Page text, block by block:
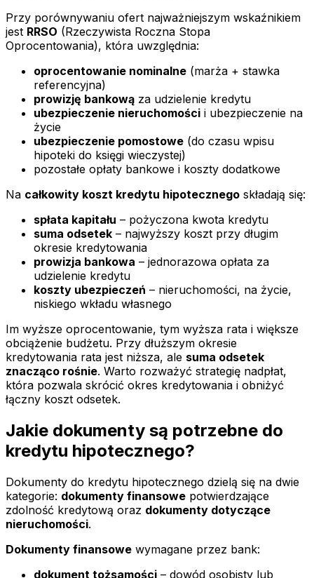
Przy porównywaniu ofert najważniejszym wskaźnikiem
jest RRSO (Rzeczywista Roczna Stopa
Oprocentowania), która uwzględnia:
oprocentowanie nominalne (marża + stawka
referencyjna)
prowizję bankową za udzielenie kredytu
ubezpieczenie nieruchomości i ubezpieczenie na
życie
ubezpieczenie pomostowe (do czasu wpisu
hipoteki do księgi wieczystej)
pozostałe opłaty bankowe i koszty dodatkowe
Na całkowity koszt kredytu hipotecznego składają się:
spłata kapitału – pożyczona kwota kredytu
suma odsetek – najwyższy koszt przy długim
okresie kredytowania
prowizja bankowa – jednorazowa opłata za
udzielenie kredytu
koszty ubezpieczeń – nieruchomości, na życie,
niskiego wkładu własnego
Im wyższe oprocentowanie, tym wyższa rata i większe
obciążenie budżetu. Przy dłuższym okresie
kredytowania rata jest niższa, ale suma odsetek
znacząco rośnie. Warto rozważyć strategię nadpłat,
która pozwala skrócić okres kredytowania i obniżyć
łączny koszt odsetek.
Jakie dokumenty są potrzebne do
kredytu hipotecznego?
Dokumenty do kredytu hipotecznego dzielą się na dwie
kategorie: dokumenty finansowe potwierdzające
zdolność kredytową oraz dokumenty dotyczące
nieruchomości.
Dokumenty finansowe wymagane przez bank:
dokument tożsamości – dowód osobisty lub